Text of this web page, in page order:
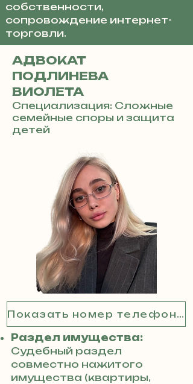
собственности,
сопровождение интернет-
торговли.
АДВОКАТ
ПОДЛИНЕВА
ВИОЛЕТА
Специализация: Сложные
семейные споры и защита
детей
Показать номер телефона
Раздел имущества:
Судебный раздел
совместно нажитого
имущества (квартиры,